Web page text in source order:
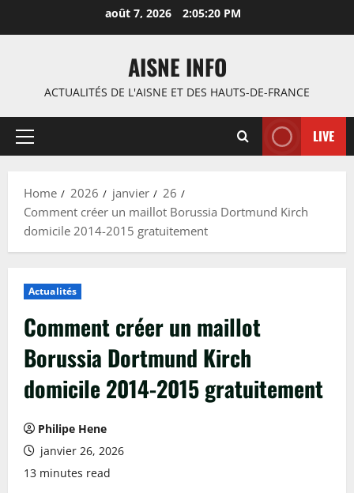
août 7, 2026 2:05:21 PM
AISNE INFO
ACTUALITÉS DE L'AISNE ET DES HAUTS-DE-FRANCE
Primary
LIVE
Home 2026 janvier
26
Comment créer un maillot Borussia Dortmund Kirch
domicile 2014-2015 gratuitement
Actualités
Comment créer un maillot
Borussia Dortmund Kirch
domicile 2014-2015 gratuitement
Philipe Hene
janvier 26, 2026
13 minutes read